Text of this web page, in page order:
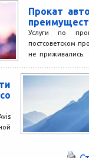
Прокат
Услуги по
постсоветском
не приживались.
транспортных
в